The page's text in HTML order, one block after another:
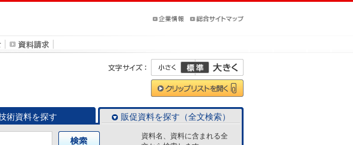
術資料を探す 販促資料を探す（全文検索）
資料名、資料に含まれる全